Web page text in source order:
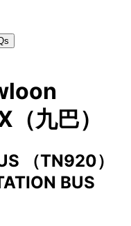
九巴）
（TN920）
BUS